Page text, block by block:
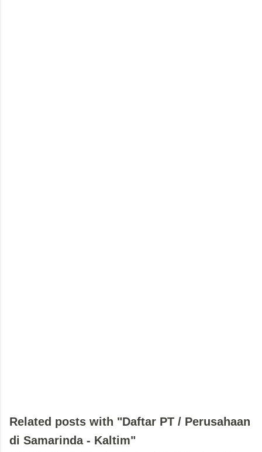
Related posts with "Daftar PT / Perusahaan
di Samarinda - Kaltim"